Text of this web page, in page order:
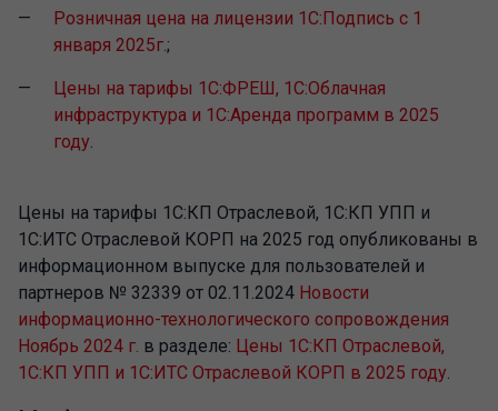
Розничная цена на лицензии 1С:Подпись с 1
января 2025г.;
Цены на тарифы 1С:ФРЕШ, 1С:Облачная
инфраструктура и 1С:Аренда программ в 2025
году.
Цены на тарифы 1С:КП Отраслевой, 1С:КП УПП и
1С:ИТС Отраслевой КОРП на 2025 год опубликованы в
информационном выпуске для пользователей и
партнеров № 32339 от 02.11.2024 Новости
информационно-технологического сопровождения
Ноябрь 2024 г. в разделе: Цены 1С:КП Отраслевой,
1С:КП УПП и 1С:ИТС Отраслевой КОРП в 2025 году.